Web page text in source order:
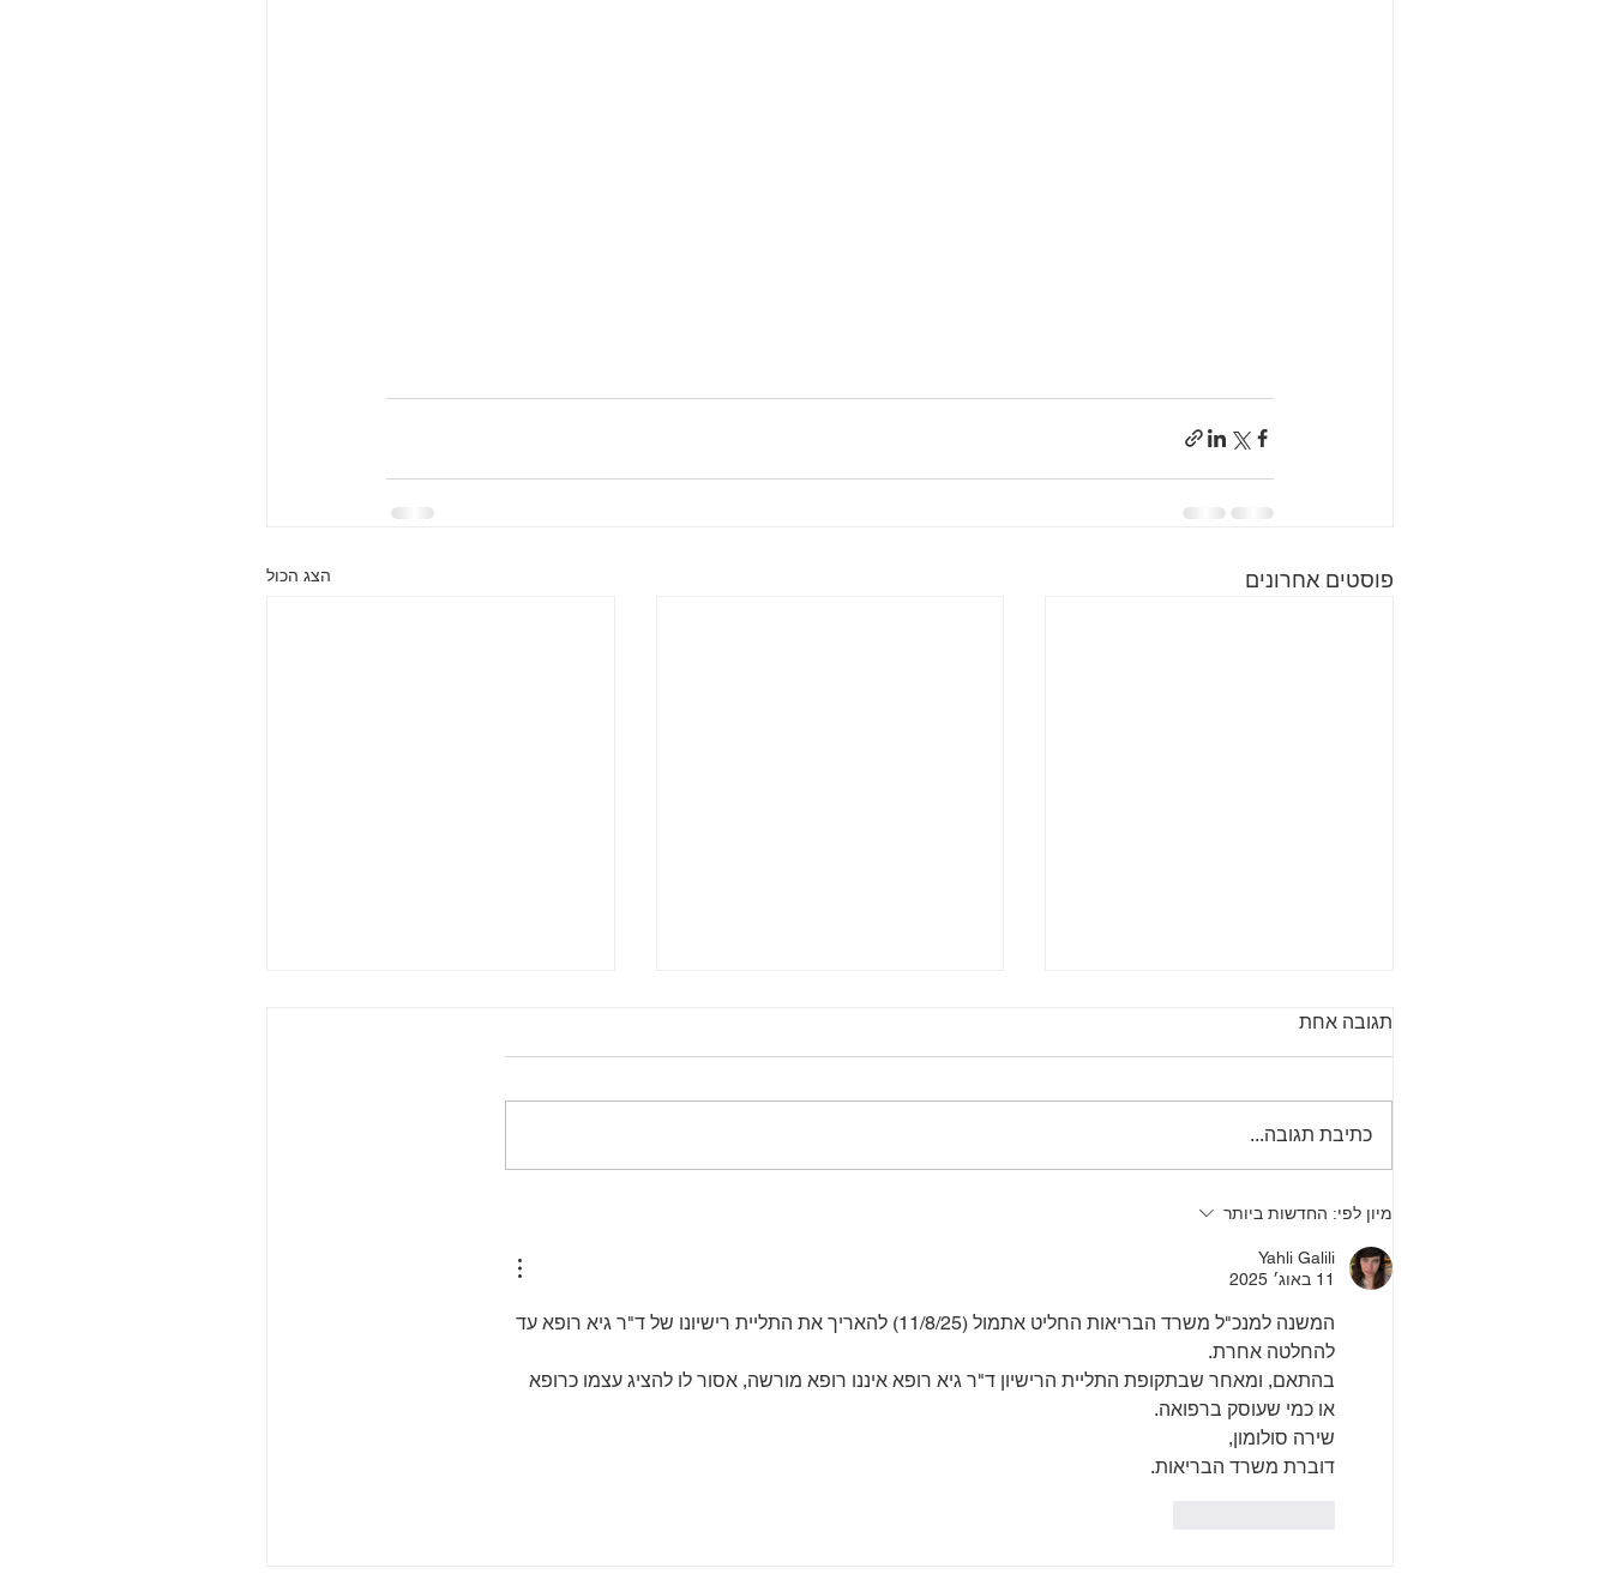
פוסטים אחרונים הצג הכול
לפרוסקופיה גינקולוגית: מידע
זעיר־פולשני המאפשר לבחון את
איברי האגן, לאבחן מצבים רפואיים
דרך חתכים קטנים בדופן הבטן. ההל
תגובה אחת
כתיבת תגובה...
מיון לפי: החדשות ביותר
Yahli Galili
11 באוג׳ 2025
המשנה למנכ"ל משרד הבריאות החליט אתמול (11/8/25) להאריך את התליית רישיונו של ד"ר גיא רופא עד
להחלטה אחרת.
בהתאם, ומאחר שבתקופת התליית הרישיון ד"ר גיא רופא איננו רופא מורשה, אסור לו להציג עצמו כרופא
או כמי שעוסק ברפואה.
שירה סולומון,
דוברת משרד הבריאות.